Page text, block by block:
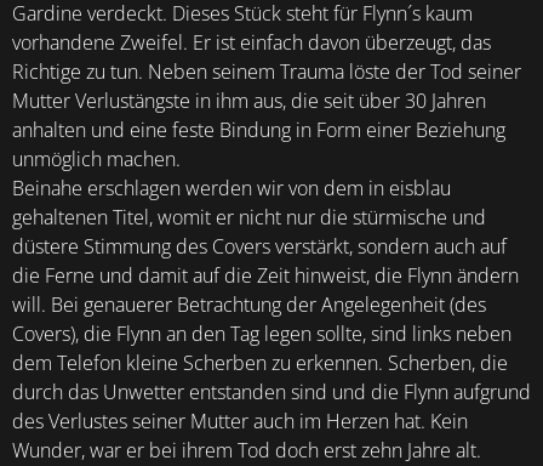
Gardine verdeckt. Dieses Stück steht für Flynn´s kaum
vorhandene Zweifel. Er ist einfach davon überzeugt, das
Richtige zu tun. Neben seinem Trauma löste der Tod seiner
Mutter Verlustängste in ihm aus, die seit über 30 Jahren
anhalten und eine feste Bindung in Form einer Beziehung
unmöglich machen.
Beinahe erschlagen werden wir von dem in eisblau
gehaltenen Titel, womit er nicht nur die stürmische und
düstere Stimmung des Covers verstärkt, sondern auch auf
die Ferne und damit auf die Zeit hinweist, die Flynn ändern
will. Bei genauerer Betrachtung der Angelegenheit (des
Covers), die Flynn an den Tag legen sollte, sind links neben
dem Telefon kleine Scherben zu erkennen. Scherben, die
durch das Unwetter entstanden sind und die Flynn aufgrund
des Verlustes seiner Mutter auch im Herzen hat. Kein
Wunder, war er bei ihrem Tod doch erst zehn Jahre alt.